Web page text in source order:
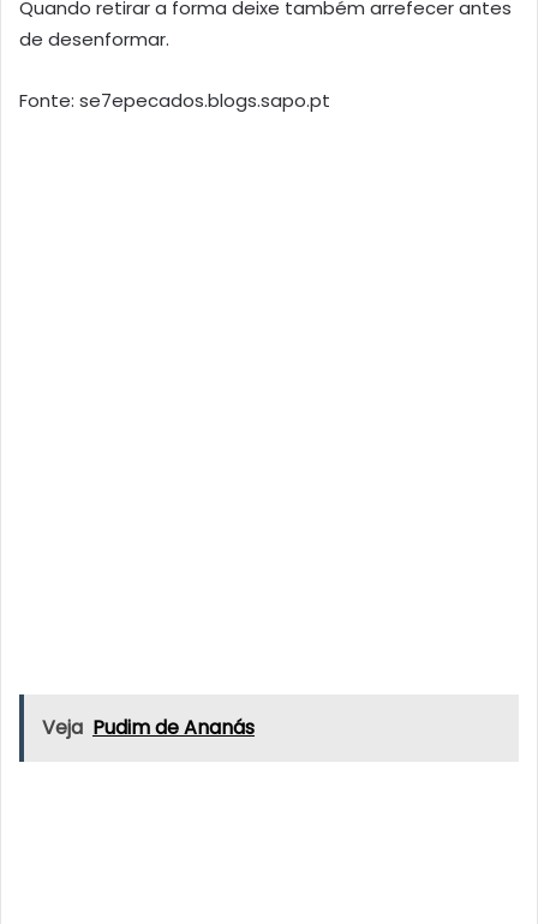
Quando retirar a forma deixe também arrefecer antes
de desenformar.
Fonte: se7epecados.blogs.sapo.pt
Veja Pudim de Ananás